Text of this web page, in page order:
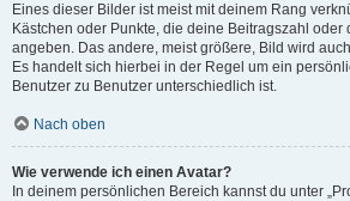
Eines dieser Bilder ist meist mit deinem Rang
Kästchen oder Punkte, die deine Beitragszahl oder
angeben. Das andere, meist größere, Bild wird
Es handelt sich hierbei in der Regel um ein
Benutzer zu Benutzer unterschiedlich ist.
Nach oben
Wie verwende ich einen Avatar?
In deinem persönlichen Bereich kannst du unter